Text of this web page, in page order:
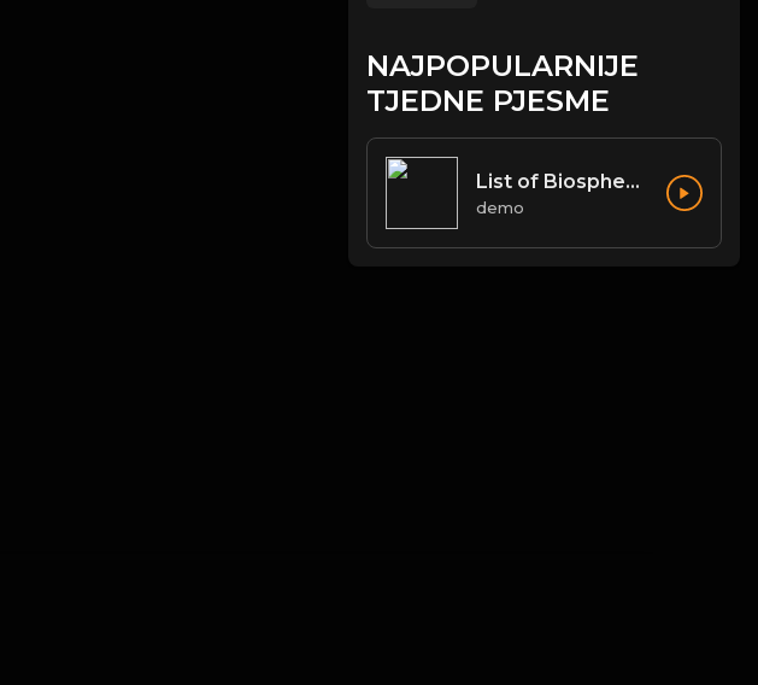
NAJPOPULARNIJE
TJEDNE PJESME
List of Biosphere Reserves in India
demo